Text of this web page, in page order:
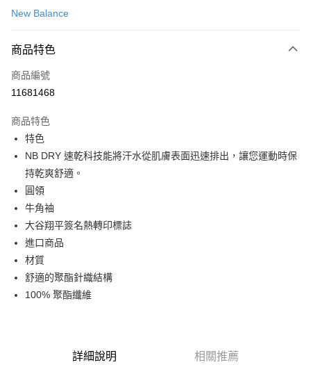
Apple Pay
街口支付
Google Pay
全盈+PAY
大哥付你分期
相關說明
【大哥付你分期使用說明】
1.本服務由台灣大哥大提供，台灣大哥大用戶可立即使用無須另外申請。
2.付款方式選擇「大哥付你分期」，訂單成立後會自動跳轉到大哥付的交易
流程，驗證手機門號後，選擇欲分期的期數、繳款截止日，確認付款後即完
成交易。
3.實際核准額度、可分期數及費用金額請依後續交易確認頁面所載為準。
消。如遇「轉專審核」未通過狀況，表示未達大哥付你分期系統評分，恕無
2.透過簡訊連結打開帳單後，可選擇「超商條碼／台灣大直營門市／銀行轉
AFTEE先享後付
相關說明
【關於「AFTEE先享後付」】
AFTEE先享後付是「在收到商品之後才付款」的支付方式。 讓您購物簡單
便利好安心！
１．簡單：不需註冊會員、不需綁卡、不需儲值。
１．於結帳方式選擇「AFTEE先享後付」後，將跳轉至「AFTEE先享後付」
ATM付款
運送方式
New Balance
商品特色
商品編號
11681468
商品特色
特色
NB DRY 速乾科技能將汗水從肌膚表面迅速排出，讓您運動時保
持乾爽舒適。
圓領
牛角袖
大谷翔平簽名熱轉印標誌
進口商品
材質
舒適的聚酯針織結構
100% 聚酯纖維
詳細說明 相關推薦